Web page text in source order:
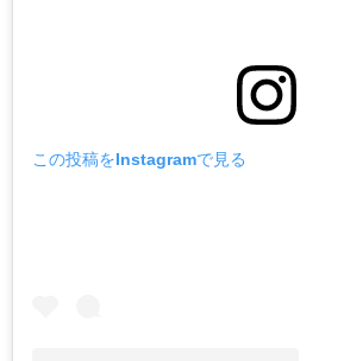
この投稿をInstagramで見る